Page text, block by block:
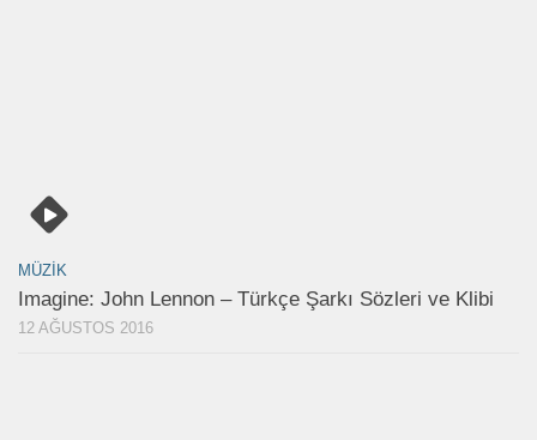
MÜZIK
Imagine: John Lennon – Türkçe Şarkı Sözleri ve Klibi
12 AĞUSTOS 2016